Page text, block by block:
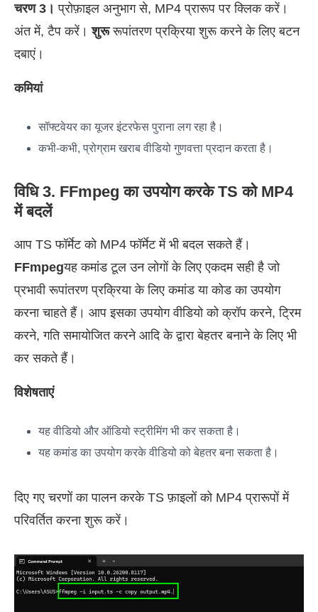
चरण 3।प्रोफ़ाइल अनुभाग से, MP4 प्रारूप पर क्लिक करें।
अंत में, टैप करें।शुरूरूपांतरण प्रक्रिया शुरू करने के लिए बटन
दबाएं।
कमियां
सॉफ्टवेयर का यूजर इंटरफेस पुराना लग रहा है।
कभी-कभी, प्रोग्राम खराब वीडियो गुणवत्ता प्रदान करता है।
विधि 3. FFmpeg का उपयोग करके TS को MP4
में बदलें
आप TS फॉर्मेट को MP4 फॉर्मेट में भी बदल सकते हैं।
FFmpegयह कमांड टूल उन लोगों के लिए एकदम सही है जो
प्रभावी रूपांतरण प्रक्रिया के लिए कमांड या कोड का उपयोग
करना चाहते हैं। आप इसका उपयोग वीडियो को क्रॉप करने, ट्रिम
करने, गति समायोजित करने आदि के द्वारा बेहतर बनाने के लिए भी
कर सकते हैं।
विशेषताएं
यह वीडियो और ऑडियो स्ट्रीमिंग भी कर सकता है।
यह कमांड का उपयोग करके वीडियो को बेहतर बना सकता है।
दिए गए चरणों का पालन करके TS फ़ाइलों को MP4 प्रारूपों में
परिवर्तित करना शुरू करें।